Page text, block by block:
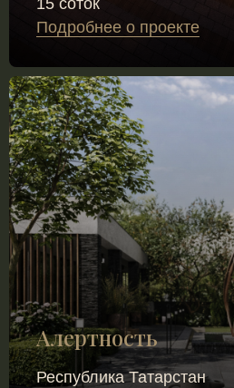
Подробнее о проекте
Алертность
Республика Татарстан